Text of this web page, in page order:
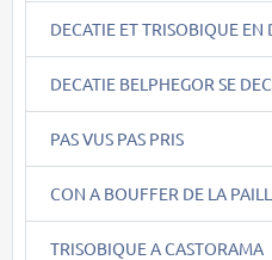
DECATIE ET TRISOBIQUE EN
DECATIE BELPHEGOR SE
PAS VUS PAS PRIS
CON A BOUFFER DE LA
TRISOBIQUE A CASTORAMA